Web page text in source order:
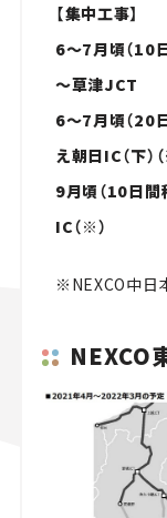
【集中工事】
6～7月頃（10
～草津JCT
6～7月頃（20
え朝日IC（下）
9月頃（10日間
IC（※）
※NEXCO中日
NEXCO